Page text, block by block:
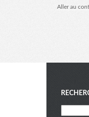
Aller au
M